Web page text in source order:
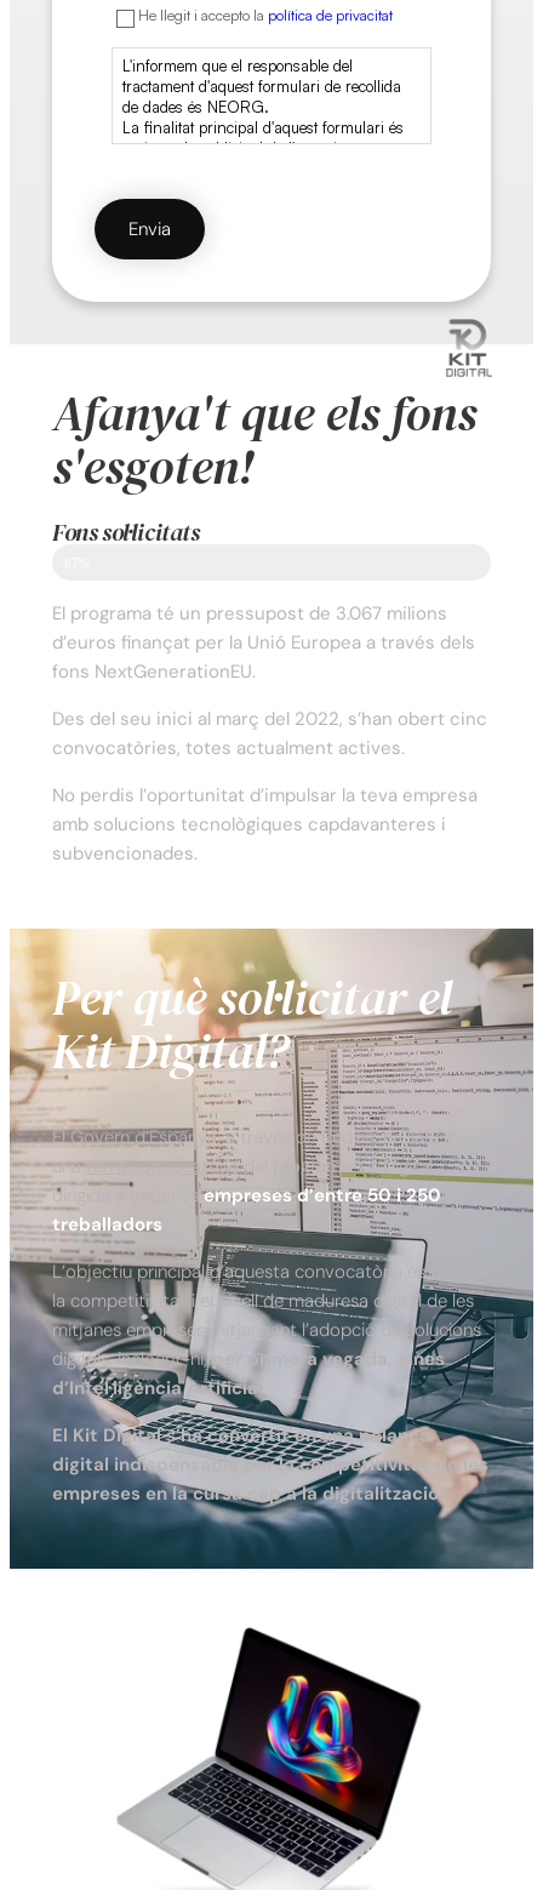
He llegit i accepto la política de privacitat
L'informem que el responsable del
tractament d'aquest formulari de recollida
de dades és NEORG.
La finalitat principal d'aquest formulari és
registrar la sol·licitud de l'usuari
els serveis i/o productes dels quals NEORG
disposa.
Així mateix, informem l'usuari que la base
amb els drets que li confereix la normativa
oportuna, així com també podrà exercir els
drets d'accés, rectificació, limitació de
tractament, supressió, portabilitat i oposició
al tractament de les seves dades de caràcter
personal, així com a la retirada del
consentiment prestat per al tractament dels
dirigir-se a la nostra política de privacitat.
Afanya't que els fons
s'esgoten!
Fons sol·licitats
El programa té un pressupost de 3.067 milions
d’euros finançat per la Unió Europea a través dels
fons NextGenerationEU.
Des del seu inici al març del 2022, s’han obert cinc
convocatòries, totes actualment actives.
No perdis l’oportunitat d’impulsar la teva empresa
amb solucions tecnològiques capdavanteres i
subvencionades.
Per què sol·licitar el
Kit Digital?
El Govern d’Espanya, a través de Red.es, ha llançat
una nova convocatòriadel programa Kit Digital
dirigida a mitjanesempreses d’entre 50 i 250
treballadors
L’objectiu principal d’aquesta convocatòria és millorar
la competitivitat i el nivell de maduresa digital de les
mitjanes empreses mitjançant l’adopció de solucions
digitals, incloent-hi,per primera vegada, eines
d’Intel·ligència Artificial
El Kit Digital s’ha convertit en una palanca
digital indispensable per la competitivitat de les
empreses en la cursa cap a la digitalització